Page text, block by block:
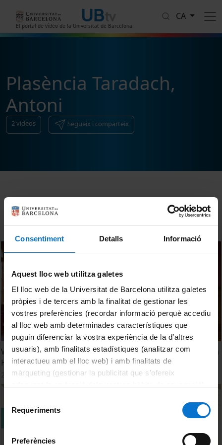
Consentiment Detalls Informació
Aquest lloc web utilitza galetes
El lloc web de la Universitat de Barcelona utilitza galetes
pròpies i de tercers amb la finalitat de gestionar les
vostres preferències (recordar informació perquè accediu
al lloc web amb determinades característiques que
puguin diferenciar la vostra experiència de la d’altres
usuaris), amb finalitats estadístiques (analitzar com
interactueu amb el lloc web) i amb finalitats de
màrqueting (gestionar la publicitat que s’ofereix
consultar laPolítica de galetes del lloc web de la
Requeriments
Preferències
El portal de vídeo de la Universitat de Barcelona
CA
Plasència Taradach,
Antoni
2vídeos Segueix i comparteix
Ordenar
Welcome session of the LERU-EGHRIN Global Health Town
Hall Meeting
21 juny, 2022